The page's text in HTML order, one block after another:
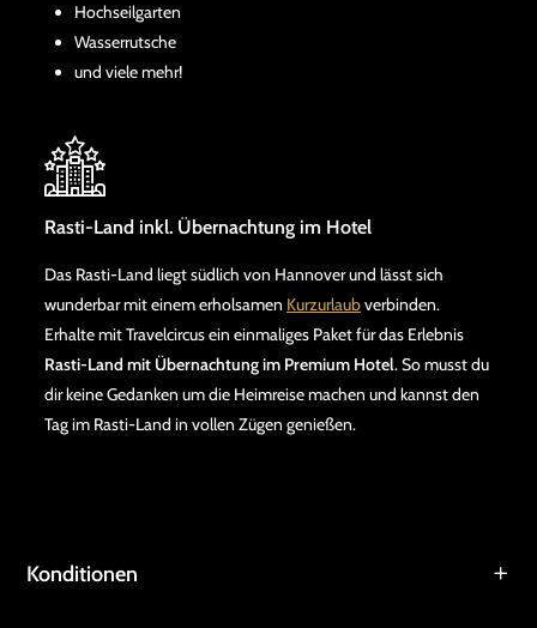
Hochseilgarten
Wasserrutsche
und viele mehr!
Rasti-Land inkl. Übernachtung im Hotel
Das Rasti-Land liegt südlich von Hannover und lässt sich
wunderbar mit einem erholsamen Kurzurlaubverbinden.
Erhalte mit Travelcircus ein einmaliges Paket für das Erlebnis
Rasti-Land mit Übernachtung im Premium Hotel. So musst du
dir keine Gedanken um die Heimreise machen und kannst den
Tag im Rasti-Land in vollen Zügen genießen.
Konditionen